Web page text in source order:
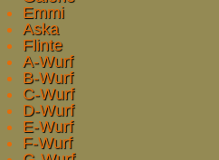
Emmi
Aska
Flinte
A-Wurf
B-Wurf
C-Wurf
D-Wurf
E-Wurf
F-Wurf